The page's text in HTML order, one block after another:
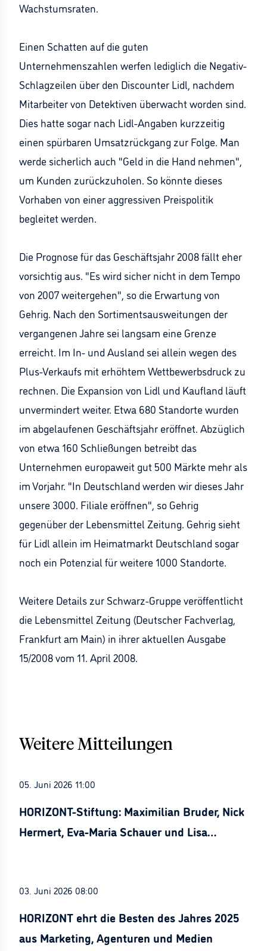
Wachstumsraten.
Einen Schatten auf die guten
Unternehmenszahlen werfen lediglich die Negativ-
Schlagzeilen über den Discounter Lidl, nachdem
Mitarbeiter von Detektiven überwacht worden sind.
Dies hatte sogar nach Lidl-Angaben kurzzeitig
einen spürbaren Umsatzrückgang zur Folge. Man
werde sicherlich auch "Geld in die Hand nehmen",
um Kunden zurückzuholen. So könnte dieses
Vorhaben von einer aggressiven Preispolitik
begleitet werden.
Die Prognose für das Geschäftsjahr 2008 fällt eher
vorsichtig aus. "Es wird sicher nicht in dem Tempo
von 2007 weitergehen", so die Erwartung von
Gehrig. Nach den Sortimentsausweitungen der
vergangenen Jahre sei langsam eine Grenze
erreicht. Im In- und Ausland sei allein wegen des
Plus-Verkaufs mit erhöhtem Wettbewerbsdruck zu
rechnen. Die Expansion von Lidl und Kaufland läuft
unvermindert weiter. Etwa 680 Standorte wurden
im abgelaufenen Geschäftsjahr eröffnet. Abzüglich
von etwa 160 Schließungen betreibt das
Unternehmen europaweit gut 500 Märkte mehr als
im Vorjahr. "In Deutschland werden wir dieses Jahr
unsere 3000. Filiale eröffnen", so Gehrig
gegenüber der Lebensmittel Zeitung. Gehrig sieht
für Lidl allein im Heimatmarkt Deutschland sogar
noch ein Potenzial für weitere 1000 Standorte.
Weitere Details zur Schwarz-Gruppe veröffentlicht
die Lebensmittel Zeitung (Deutscher Fachverlag,
Frankfurt am Main) in ihrer aktuellen Ausgabe
15/2008 vom 11. April 2008.
Weitere Mitteilungen
05. Juni 2026 11:00
HORIZONT-Stiftung: Maximilian Bruder, Nick
Hermert, Eva-Maria Schauer und Lisa
03. Juni 2026 08:00
HORIZONT ehrt die Besten des Jahres 2025
aus Marketing, Agenturen und Medien